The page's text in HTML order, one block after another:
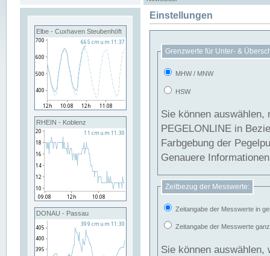
Elbe - Cuxhaven Steubenhöft
RHEIN - Koblenz
DONAU - Passau
Einstellungen
Grenzwerte für Unter- &
MHW / MNW
HSW
Sie können
PEGELONLINE in Beziehung
Farbgebung der
Genauere
Zeitbezug der Messwerte:
Zeitangabe der Messwerte in
Zeitangabe der Messwerte
Sie können auswählen,